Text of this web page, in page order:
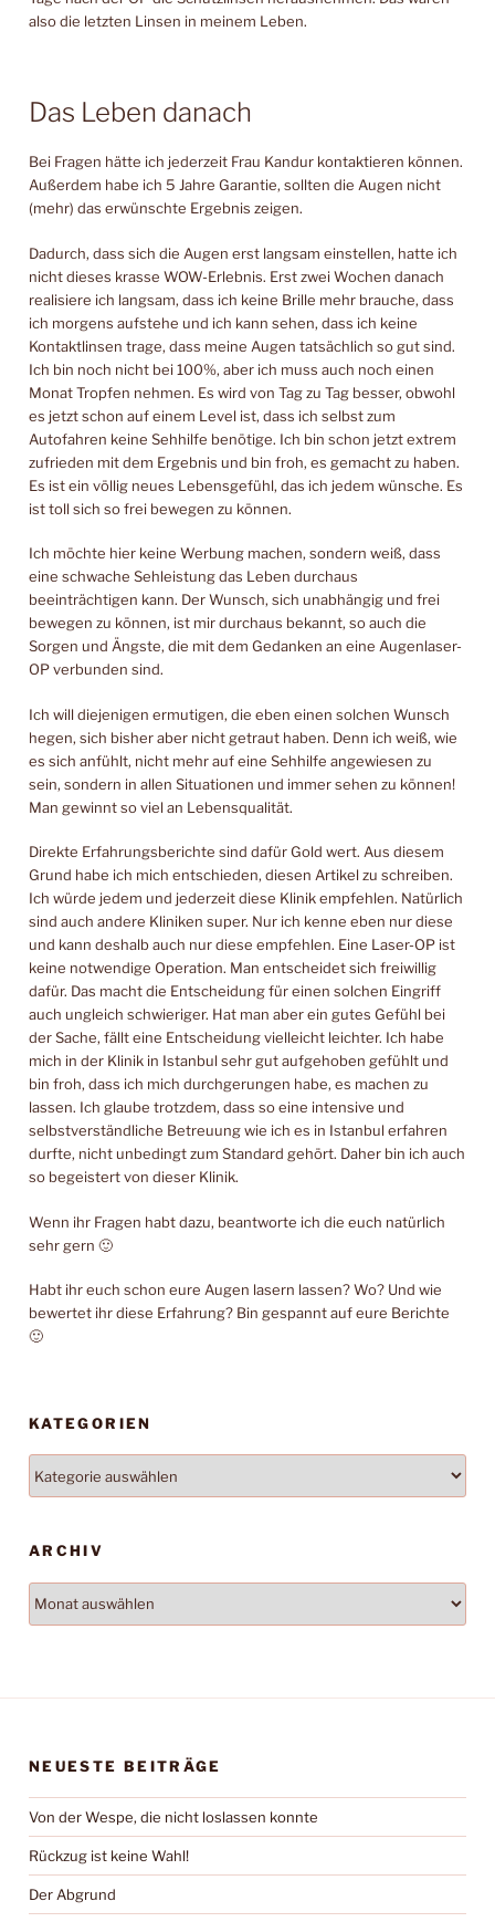
also die letzten Linsen in meinem Leben.
Das Leben danach
Bei Fragen hätte ich jederzeit Frau Kandur kontaktieren können.
Außerdem habe ich 5 Jahre Garantie, sollten die Augen nicht
(mehr) das erwünschte Ergebnis zeigen.
Dadurch, dass sich die Augen erst langsam einstellen, hatte ich
nicht dieses krasse WOW-Erlebnis. Erst zwei Wochen danach
realisiere ich langsam, dass ich keine Brille mehr brauche, dass
ich morgens aufstehe und ich kann sehen, dass ich keine
Kontaktlinsen trage, dass meine Augen tatsächlich so gut sind.
Ich bin noch nicht bei 100%, aber ich muss auch noch einen
Monat Tropfen nehmen. Es wird von Tag zu Tag besser, obwohl
es jetzt schon auf einem Level ist, dass ich selbst zum
Autofahren keine Sehhilfe benötige. Ich bin schon jetzt extrem
zufrieden mit dem Ergebnis und bin froh, es gemacht zu haben.
Es ist ein völlig neues Lebensgefühl, das ich jedem wünsche. Es
ist toll sich so frei bewegen zu können.
Ich möchte hier keine Werbung machen, sondern weiß, dass
eine schwache Sehleistung das Leben durchaus
beeinträchtigen kann. Der Wunsch, sich unabhängig und frei
bewegen zu können, ist mir durchaus bekannt, so auch die
Sorgen und Ängste, die mit dem Gedanken an eine Augenlaser-
OP verbunden sind.
Ich will diejenigen ermutigen, die eben einen solchen Wunsch
hegen, sich bisher aber nicht getraut haben. Denn ich weiß, wie
es sich anfühlt, nicht mehr auf eine Sehhilfe angewiesen zu
sein, sondern in allen Situationen und immer sehen zu können!
Man gewinnt so viel an Lebensqualität.
Direkte Erfahrungsberichte sind dafür Gold wert. Aus diesem
Grund habe ich mich entschieden, diesen Artikel zu schreiben.
Ich würde jedem und jederzeit diese Klinik empfehlen. Natürlich
sind auch andere Kliniken super. Nur ich kenne eben nur diese
und kann deshalb auch nur diese empfehlen. Eine Laser-OP ist
keine notwendige Operation. Man entscheidet sich freiwillig
dafür. Das macht die Entscheidung für einen solchen Eingriff
auch ungleich schwieriger. Hat man aber ein gutes Gefühl bei
der Sache, fällt eine Entscheidung vielleicht leichter. Ich habe
mich in der Klinik in Istanbul sehr gut aufgehoben gefühlt und
bin froh, dass ich mich durchgerungen habe, es machen zu
lassen. Ich glaube trotzdem, dass so eine intensive und
selbstverständliche Betreuung wie ich es in Istanbul erfahren
durfte, nicht unbedingt zum Standard gehört. Daher bin ich auch
so begeistert von dieser Klinik.
Wenn ihr Fragen habt dazu, beantworte ich die euch natürlich
sehr gern 🙂
Habt ihr euch schon eure Augen lasern lassen? Wo? Und wie
bewertet ihr diese Erfahrung? Bin gespannt auf eure Berichte
🙂
KATEGORIEN
ARCHIV
NEUESTE BEITRÄGE
Von der Wespe, die nicht loslassen konnte
Rückzug ist keine Wahl!
Der Abgrund